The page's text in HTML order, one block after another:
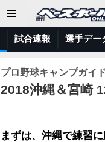
試合速報 選手デー
プロ野球キャンプガイ
2018沖縄＆宮崎
まずは、沖縄で練習